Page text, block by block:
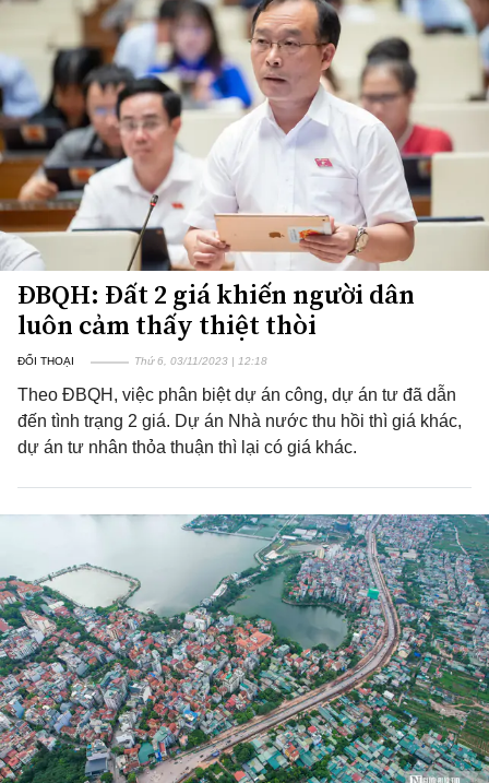
ĐBQH: Đất 2 giá khiến người dân
luôn cảm thấy thiệt thòi
ĐỐI THOẠI Thứ 6, 03/11/2023 | 12:18
Theo ĐBQH, việc phân biệt dự án công, dự án tư đã dẫn
đến tình trạng 2 giá. Dự án Nhà nước thu hồi thì giá khác,
dự án tư nhân thỏa thuận thì lại có giá khác.